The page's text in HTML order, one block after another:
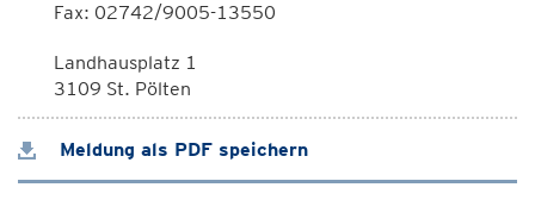
Fax: 02742/9005-13550
Landhausplatz 1
3109 St. Pölten
Meldung als PDF speichern